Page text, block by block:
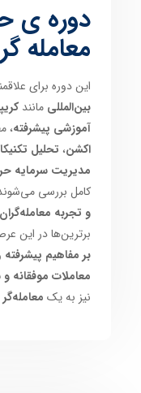
دوره ی
معامله
این دوره برای
بین‌المللی مانند
آموزشی پیشرفته،
اکشن، تحلیل
مدیریت سرمایه
کامل بررسی
و تجربه معامله‌گران
برترین‌ها در این
بر مفاهیم پیشرفته
معاملات موفقانه و
نیز به یک